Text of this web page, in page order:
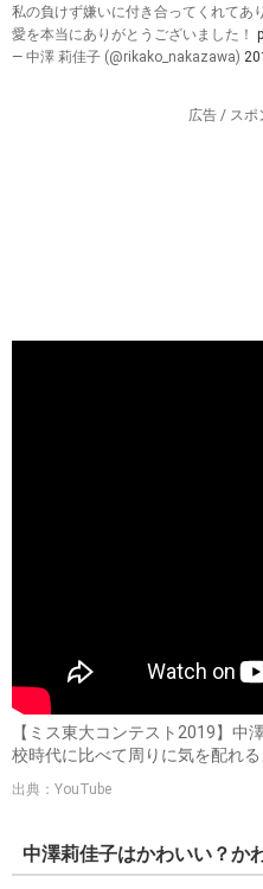
私の負けず嫌いに付き合ってくれてあ
愛を本当にありがとうございました！
— 中澤 莉佳子 (@rikako_nakazawa)
広告 / スポ
【ミス東大コンテスト2019】中
校時代に比べて周りに気を配れる
出典：YouTube
中澤莉佳子はかわいい？か